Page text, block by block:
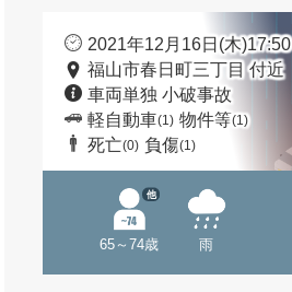
2021年12月16日(木)17:50
福山市春日町三丁目 付近
車両単独 小破事故
軽自動車(1) 物件等(1)
死亡(0) 負傷(1)
65～74歳
他
雨